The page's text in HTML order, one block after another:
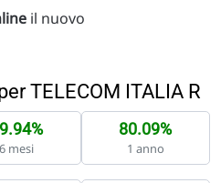
il nuovo
TELECOM ITALIA R
6 mesi
80.09%
1 anno